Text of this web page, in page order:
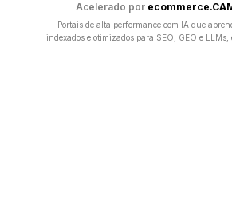
Acelerado por
Portais de alta performance com IA que
indexados e otimizados para SEO, GEO e LLMs,